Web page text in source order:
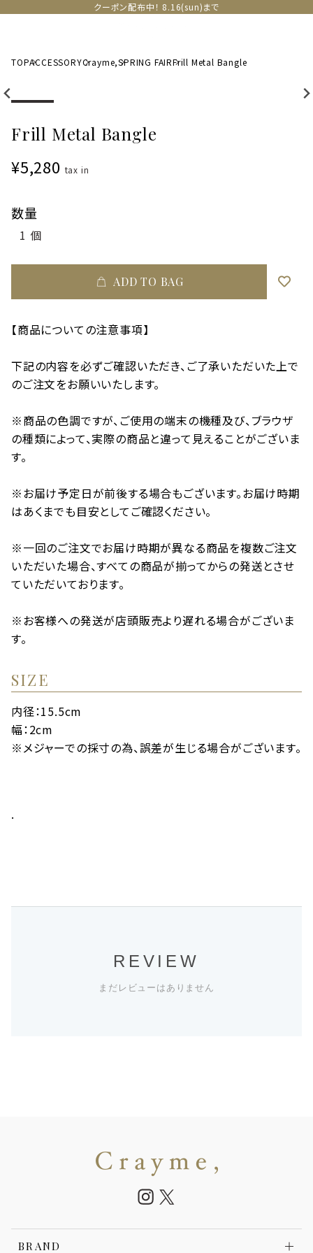
クーポン配布中！ 8.16(sun)まで
TOPACCESSORYCrayme,SPRING FAIRFrill Metal Bangle
Frill Metal Bangle
¥5,280 tax in
数量
ADD TO BAG
【商品についての注意事項】
下記の内容を必ずご確認いただき、ご了承いただいた上で
のご注文をお願いいたします。
※商品の色調ですが、ご使用の端末の機種及び、ブラウザ
の種類によって、実際の商品と違って見えることがございま
す。
※お届け予定日が前後する場合もございます。お届け時期
はあくまでも目安としてご確認ください。
※一回のご注文でお届け時期が異なる商品を複数ご注文
いただいた場合、すべての商品が揃ってからの発送とさせ
ていただいております。
※お客様への発送が店頭販売より遅れる場合がございま
す。
SIZE
内径：15.5cm
幅：2cm
※メジャーでの採寸の為、誤差が生じる場合がございます。
.
REVIEW
まだレビューはありません
BRAND